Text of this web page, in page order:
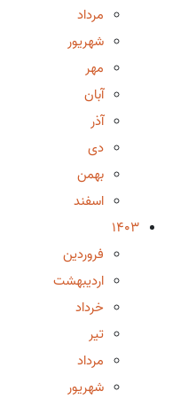
مرداد
شهریور
مهر
آبان
آذر
دی
بهمن
اسفند
1403
فروردین
اردیبهشت
خرداد
تیر
مرداد
شهریور